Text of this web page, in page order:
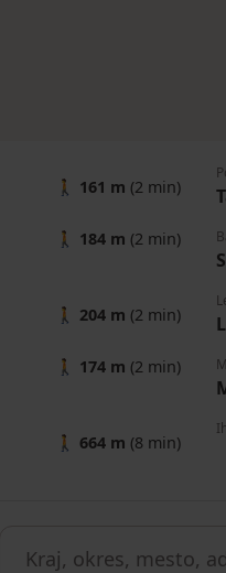
🚶 161 m (2 min)
🚶 184 m (2 min)
🚶 204 m (2 min)
🚶 174 m (2 min)
🚶 664 m (8 min)